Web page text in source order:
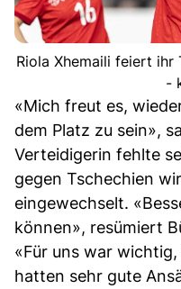
Riola Xhemaili feiert ihr
-
«Mich freut es,
dem Platz zu sein»,
Verteidigerin fehlte
gegen Tschechien
eingewechselt.
können», resümiert
«Für uns war
hatten sehr gute